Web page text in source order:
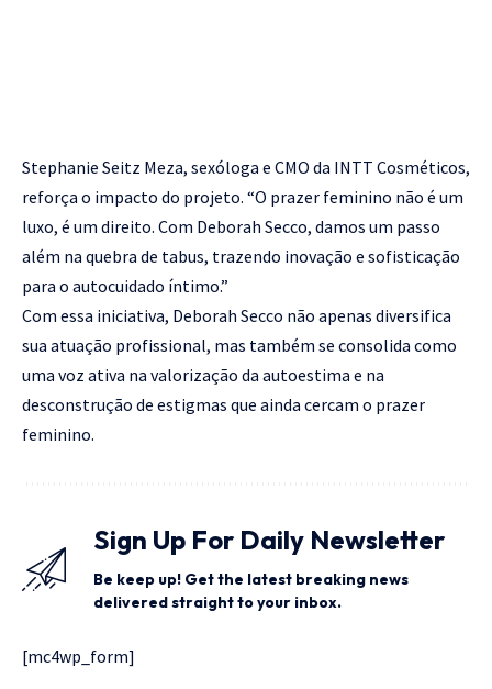
Stephanie Seitz Meza, sexóloga e CMO da INTT Cosméticos,
reforça o impacto do projeto. “O prazer feminino não é um
luxo, é um direito. Com Deborah Secco, damos um passo
além na quebra de tabus, trazendo inovação e sofisticação
para o autocuidado íntimo.”
Com essa iniciativa, Deborah Secco não apenas diversifica
sua atuação profissional, mas também se consolida como
uma voz ativa na valorização da autoestima e na
desconstrução de estigmas que ainda cercam o prazer
feminino.
Sign Up For Daily Newsletter
Be keep up! Get the latest breaking news
delivered straight to your inbox.
[mc4wp_form]